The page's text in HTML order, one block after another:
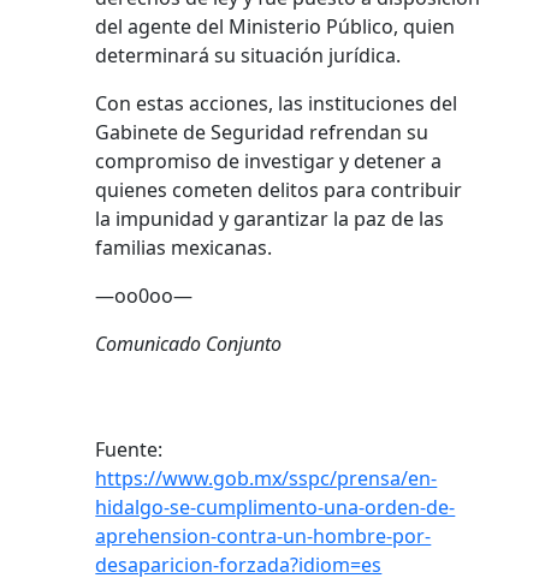
del agente del Ministerio Público, quien
determinará su situación jurídica.
Con estas acciones, las instituciones del
Gabinete de Seguridad refrendan su
compromiso de investigar y detener a
quienes cometen delitos para contribuir
la impunidad y garantizar la paz de las
familias mexicanas.
—oo0oo—
Comunicado Conjunto
Fuente:
https://www.gob.mx/sspc/prensa/en-
hidalgo-se-cumplimento-una-orden-de-
aprehension-contra-un-hombre-por-
desaparicion-forzada?idiom=es